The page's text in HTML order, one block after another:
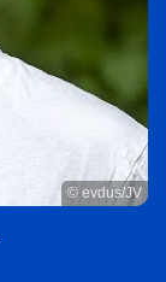
© evdus/JV